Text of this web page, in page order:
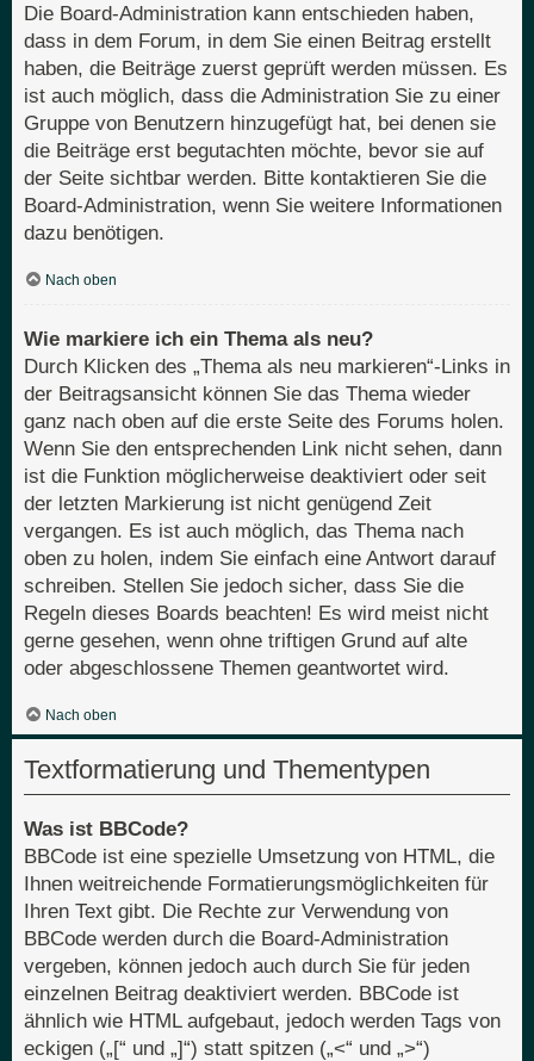
Die Board-Administration kann entschieden haben,
dass in dem Forum, in dem Sie einen Beitrag erstellt
haben, die Beiträge zuerst geprüft werden müssen. Es
ist auch möglich, dass die Administration Sie zu einer
Gruppe von Benutzern hinzugefügt hat, bei denen sie
die Beiträge erst begutachten möchte, bevor sie auf
der Seite sichtbar werden. Bitte kontaktieren Sie die
Board-Administration, wenn Sie weitere Informationen
dazu benötigen.
Nach oben
Wie markiere ich ein Thema als neu?
Durch Klicken des „Thema als neu markieren“-Links in
der Beitragsansicht können Sie das Thema wieder
ganz nach oben auf die erste Seite des Forums holen.
Wenn Sie den entsprechenden Link nicht sehen, dann
ist die Funktion möglicherweise deaktiviert oder seit
der letzten Markierung ist nicht genügend Zeit
vergangen. Es ist auch möglich, das Thema nach
oben zu holen, indem Sie einfach eine Antwort darauf
schreiben. Stellen Sie jedoch sicher, dass Sie die
Regeln dieses Boards beachten! Es wird meist nicht
gerne gesehen, wenn ohne triftigen Grund auf alte
oder abgeschlossene Themen geantwortet wird.
Nach oben
Textformatierung und Thementypen
Was ist BBCode?
BBCode ist eine spezielle Umsetzung von HTML, die
Ihnen weitreichende Formatierungsmöglichkeiten für
Ihren Text gibt. Die Rechte zur Verwendung von
BBCode werden durch die Board-Administration
vergeben, können jedoch auch durch Sie für jeden
einzelnen Beitrag deaktiviert werden. BBCode ist
ähnlich wie HTML aufgebaut, jedoch werden Tags von
eckigen („[“ und „]“) statt spitzen („<“ und „>“)